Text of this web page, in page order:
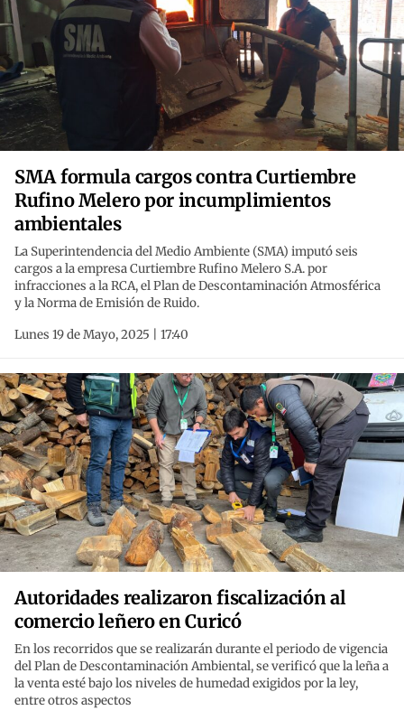
SMA formula cargos contra Curtiembre
Rufino Melero por incumplimientos
ambientales
La Superintendencia del Medio Ambiente (SMA) imputó seis
cargos a la empresa Curtiembre Rufino Melero S.A. por
infracciones a la RCA, el Plan de Descontaminación Atmosférica
y la Norma de Emisión de Ruido.
Lunes 19 de Mayo, 2025 | 17:40
Autoridades realizaron fiscalización al
comercio leñero en Curicó
En los recorridos que se realizarán durante el periodo de vigencia
del Plan de Descontaminación Ambiental, se verificó que la leña a
la venta esté bajo los niveles de humedad exigidos por la ley,
entre otros aspectos